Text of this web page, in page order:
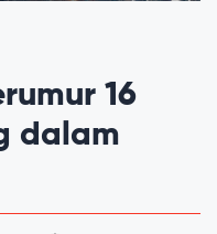
16
dalam